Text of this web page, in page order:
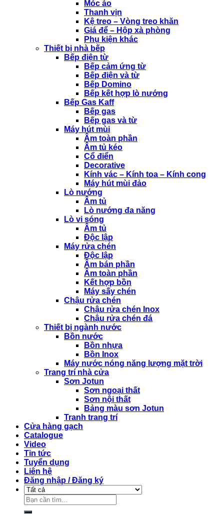
Móc áo
Thanh vịn
Kệ treo – Vòng treo khăn
Giá để – Hộp xà phòng
Phụ kiện khác
Thiết bị nhà bếp
Bếp điện từ
Bếp cảm ứng từ
Bếp điện và từ
Bếp Domino
Bếp kết hợp lò nướng
Bếp Gas Kaff
Bếp gas
Bếp gas và từ
Máy hút mùi
Âm toàn phần
Âm tủ kéo
Cổ điển
Decorative
Kính vác – Kính toa – Kính cong
Máy hút mùi đảo
Lò nướng
Âm tủ
Lò nướng đa năng
Lò vi sóng
Âm tủ
Độc lập
Máy rửa chén
Độc lập
Âm bán phần
Âm toàn phần
Kết hợp bồn
Máy sấy chén
Chậu rửa chén
Chậu rửa chén Inox
Chậu rửa chén đá
Thiết bị ngành nước
Bồn nước
Bồn nhựa
Bồn Inox
Máy nước nóng năng lượng mặt trời
Trang trí nhà cửa
Sơn Jotun
Sơn ngoại thất
Sơn nội thất
Bảng màu sơn Jotun
Tranh trang trí
Cửa hàng gạch
Catalogue
Video
Tin tức
Tuyển dụng
Liên hệ
Đăng nhập / Đăng ký
Tìm
kiếm: